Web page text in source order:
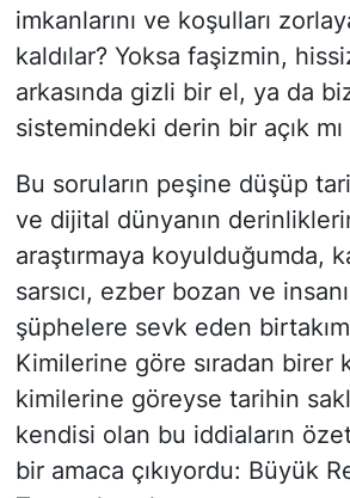
imkanlarını ve koşulları
kaldılar? Yoksa faşizmin,
arkasında gizli bir el, ya da
sistemindeki derin bir açık mı
​Bu soruların peşine düşüp
ve dijital dünyanın
araştırmaya koyulduğumda,
sarsıcı, ezber bozan ve
şüphelere sevk eden
Kimilerine göre sıradan birer
kimilerine göreyse tarihin
kendisi olan bu iddiaların
bir amaca çıkıyordu: Büyük